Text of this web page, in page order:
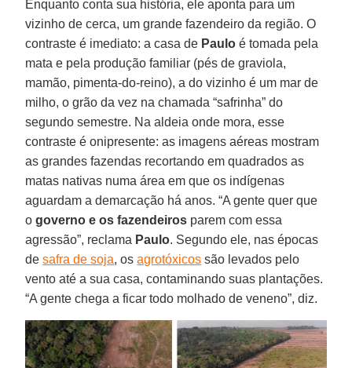
Enquanto conta sua história, ele aponta para um
vizinho de cerca, um grande fazendeiro da região. O
contraste é imediato: a casa de Paulo é tomada pela
mata e pela produção familiar (pés de graviola,
mamão, pimenta-do-reino), a do vizinho é um mar de
milho, o grão da vez na chamada “safrinha” do
segundo semestre. Na aldeia onde mora, esse
contraste é onipresente: as imagens aéreas mostram
as grandes fazendas recortando em quadrados as
matas nativas numa área em que os indígenas
aguardam a demarcação há anos. “A gente quer que
ogoverno e os fazendeiros parem com essa
agressão”, reclama Paulo. Segundo ele, nas épocas
desafra de soja, osagrotóxicos são levados pelo
vento até a sua casa, contaminando suas plantações.
“A gente chega a ficar todo molhado de veneno”, diz.